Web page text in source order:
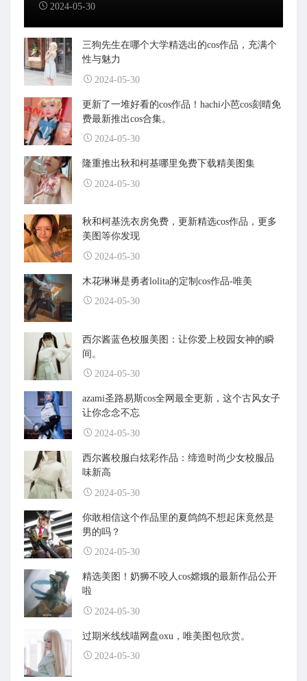
2024-05-30
三狗先生在哪个大学精选出的cos作品，充满个
性与魅力
2024-05-30
更新了一堆好看的cos作品！hachi小芭cos刻晴免
费最新推出cos合集。
2024-05-30
隆重推出秋和柯基哪里免费下载精美图集
2024-05-30
秋和柯基洗衣房免费，更新精选cos作品，更多
美图等你发现
2024-05-30
木花琳琳是勇者lolita的定制cos作品-唯美
2024-05-30
西尔酱蓝色校服美图：让你爱上校园女神的瞬
间。
2024-05-30
azami圣路易斯cos全网最全更新，这个古风女子
让你念念不忘
2024-05-30
西尔酱校服白炫彩作品：缔造时尚少女校服品
味新高
2024-05-30
你敢相信这个作品里的夏鸽鸽不想起床竟然是
男的吗？
2024-05-30
精选美图！奶狮不咬人cos嫦娥的最新作品公开
啦
2024-05-30
过期米线线喵网盘oxu，唯美图包欣赏。
2024-05-30